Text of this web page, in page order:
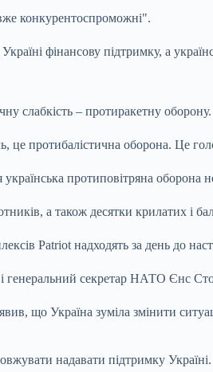
конкурентоспроможні".
фінансову підтримку, а
слабкість – протиракетну оборону.
це протибалістична оборона. Це
протиповітряна
а також десятки
Patriot надходять за день до
генеральний секретар НАТО Єнс
що Україна зуміла змінити
надавати підтримку Україні.